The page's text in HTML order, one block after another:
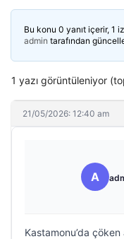
Bu konu 0 yanıt içerir, 1
admin tarafından
1 yazı görüntüleniyor
21/05/2026: 12:40 am
A
Kastamonu’da çöken